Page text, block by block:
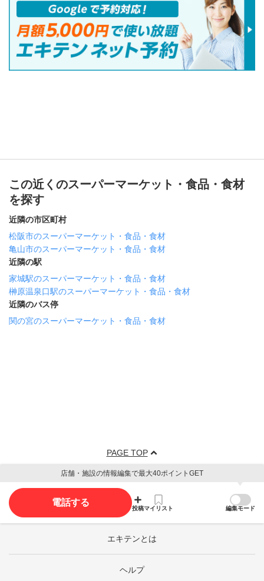
この近くのスーパーマーケット・食品・食材
を探す
近隣の市区町村
松阪市のスーパーマーケット・食品・食材
亀山市のスーパーマーケット・食品・食材
近隣の駅
家城駅のスーパーマーケット・食品・食材
榊原温泉口駅のスーパーマーケット・食品・食材
近隣のバス停
関の宮のスーパーマーケット・食品・食材
PAGE TOP
店舗・施設の情報編集で最大40ポイントGET
電話する
投稿マイリスト 編集モード
エキテンとは
ヘルプ